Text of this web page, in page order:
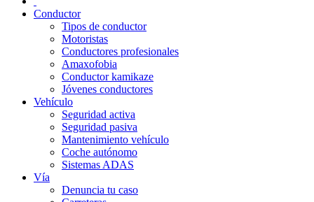
Conductor
Tipos de conductor
Motoristas
Conductores profesionales
Amaxofobia
Conductor kamikaze
Jóvenes conductores
Vehículo
Seguridad activa
Seguridad pasiva
Mantenimiento vehículo
Coche autónomo
Sistemas ADAS
Vía
Denuncia tu caso